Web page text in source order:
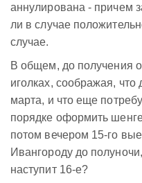
аннулирована - причем
ли в случае
случае.
В общем, до получения
иголках, соображая, что
марта, и что еще
порядке оформить
потом вечером 15-го
Ивангороду до
наступит 16-е?